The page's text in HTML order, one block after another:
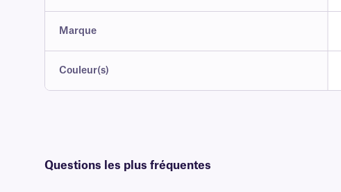
Marque
Couleur(s)
Questions les plus fréquentes